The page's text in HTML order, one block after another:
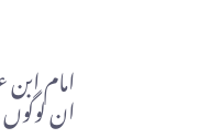
امام ابن
ان